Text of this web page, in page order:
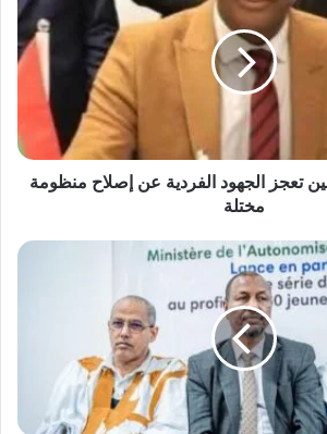
الجهود الفردية عن إصلاح منظومة
مختلة